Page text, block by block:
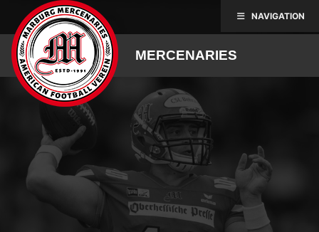
content
MERCENARIES
NAVIGATION